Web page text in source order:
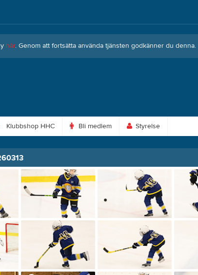
här. Genom att fortsätta använda tjänsten godkänner du denna.
Klubbshop HHC Bli medlem Styrelse